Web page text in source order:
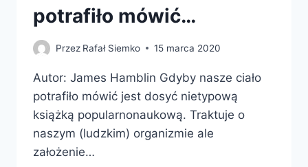
potrafiło mówić…
Przez Rafał Siemko 15 marca 2020
Autor: James Hamblin Gdyby nasze ciało
potrafiło mówić jest dosyć nietypową
książką popularnonaukową. Traktuje o
naszym (ludzkim) organizmie ale
założenie…